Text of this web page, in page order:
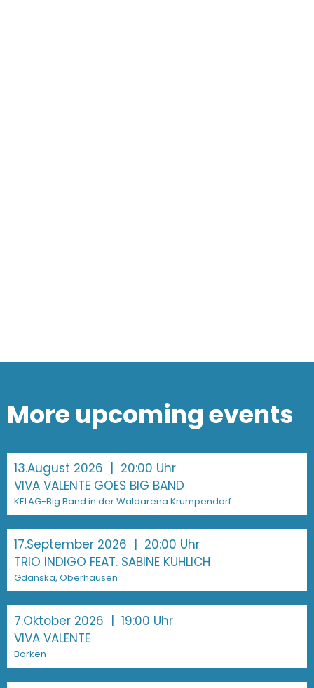
More upcoming events
13.August 2026 | 20:00 Uhr
VIVA VALENTE GOES BIG BAND
KELAG-Big Band in der Waldarena Krumpendorf
17.September 2026 | 20:00 Uhr
TRIO INDIGO FEAT. SABINE KÜHLICH
Gdanska, Oberhausen
7.Oktober 2026 | 19:00 Uhr
VIVA VALENTE
Borken